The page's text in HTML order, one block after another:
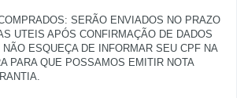
SERÃO ENVIADOS NO PRAZO
UTEIS APÓS CONFIRMAÇÃO DE DADOS
ESQUEÇA DE INFORMAR SEU CPF NA
PARA QUE POSSAMOS EMITIR NOTA